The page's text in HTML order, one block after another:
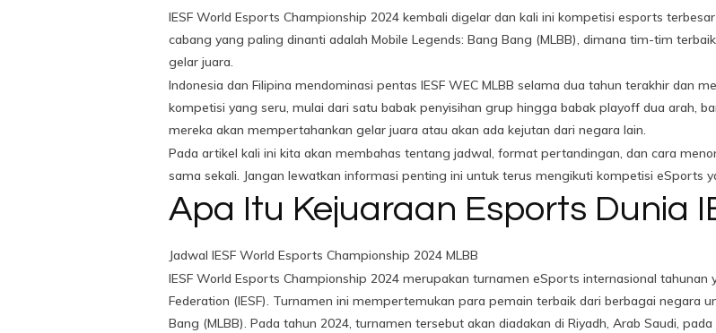
IESF World Esports Championship 2024 kembali digelar dan kali ini kompetisi esports
cabang yang paling dinanti adalah Mobile Legends: Bang Bang (MLBB), dimana tim-tim
gelar juara.
Indonesia dan Filipina mendominasi pentas IESF WEC MLBB selama dua tahun terakhir dan
kompetisi yang seru, mulai dari satu babak penyisihan grup hingga babak playoff dua arah,
mereka akan mempertahankan gelar juara atau akan ada kejutan dari negara lain.
Pada artikel kali ini kita akan membahas tentang jadwal, format pertandingan, dan cara
sama sekali. Jangan lewatkan informasi penting ini untuk terus mengikuti kompetisi eSports
Apa Itu Kejuaraan Esports Dunia
Jadwal IESF World Esports Championship 2024 MLBB
IESF World Esports Championship 2024 merupakan turnamen eSports internasional
Federation (IESF). Turnamen ini mempertemukan para pemain terbaik dari berbagai negara
Bang (MLBB). Pada tahun 2024, turnamen tersebut akan diadakan di Riyadh, Arab Saudi,